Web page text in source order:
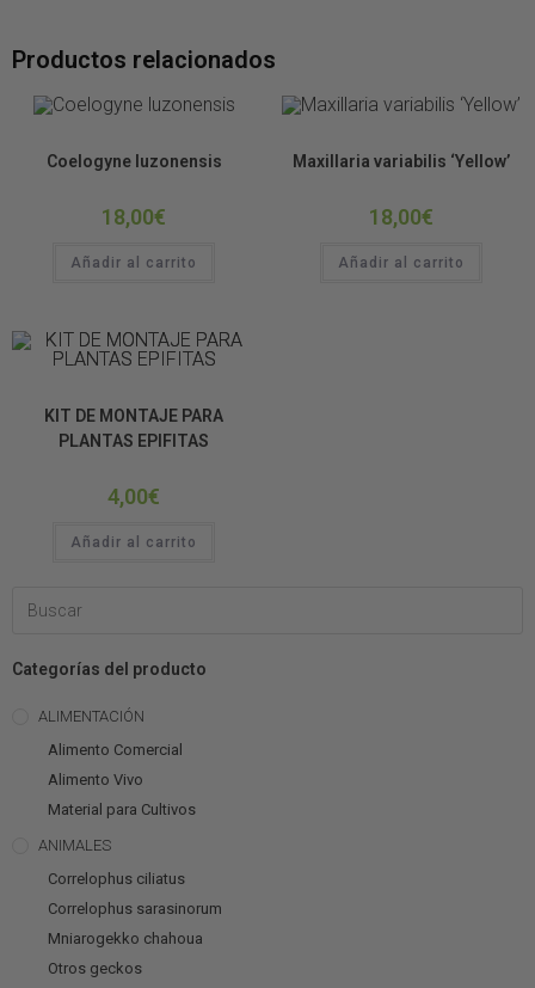
Categorías del producto
ALIMENTACIÓN
Alimento Comercial
Alimento Vivo
Material para Cultivos
ANIMALES
Correlophus ciliatus
Correlophus sarasinorum
Mniarogekko chahoua
Otros geckos
Productos relacionados
Coelogyne luzonensis
18,00€
Añadir al carrito
Maxillaria variabilis ‘Yellow’
18,00€
Añadir al carrito
KIT DE MONTAJE PARA
PLANTAS EPIFITAS
4,00€
Añadir al carrito